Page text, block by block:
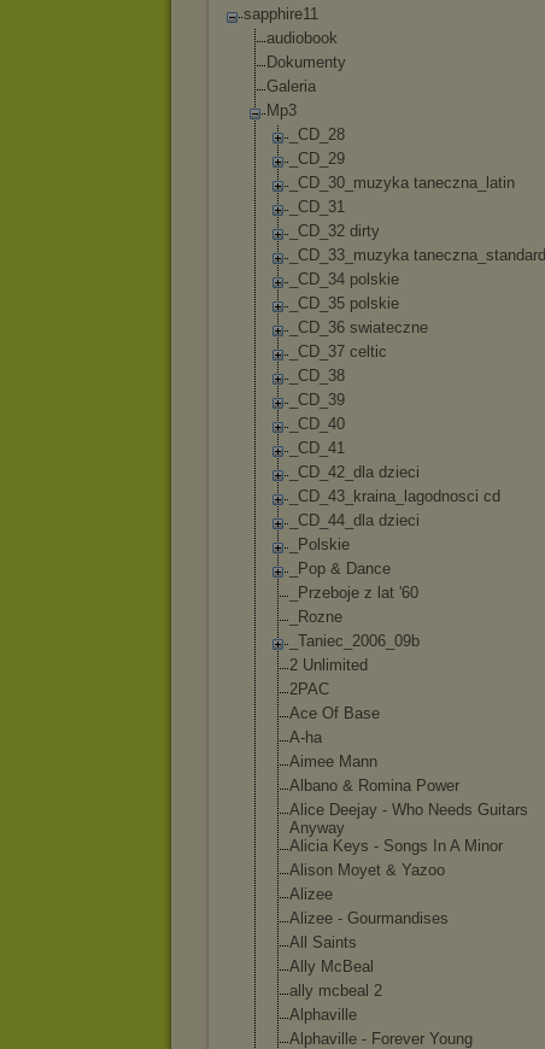
sapphire11
audiobook
Dokumenty
Galeria
Mp3
_CD_28
_CD_29
_CD_30_muzyka taneczna_latin
_CD_31
_CD_32 dirty
_CD_33_muzyka taneczna_standard
_CD_34 polskie
_CD_35 polskie
_CD_36 swiateczne
_CD_37 celtic
_CD_38
_CD_39
_CD_40
_CD_41
_CD_42_dla dzieci
_CD_43_kraina_
lagodnosci cd
_CD_44_dla dzieci
_Polskie
_Pop & Dance
_Przeboje z lat '60
_Rozne
_Taniec_2006_09b
2 Unlimited
2PAC
Ace Of Base
A-ha
Aimee Mann
Albano & Romina Power
Alice Deejay - Who Needs Guitars
Anyway
Alicia Keys - Songs In A Minor
Alison Moyet & Yazoo
Alizee
Alizee - Gourmandises
All Saints
Ally McBeal
ally mcbeal 2
Alphaville
Alphaville - Forever Young